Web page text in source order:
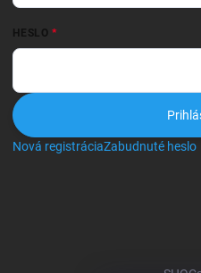
HESLO
Nová registráciaZabudnuté heslo